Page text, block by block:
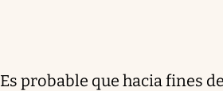
Es probable que hacia fines